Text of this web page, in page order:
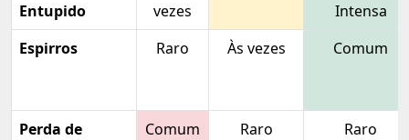
Entupido
vezes
Intensa
Espirros
Raro Às vezes Comum
Perda de
Comum
Raro Raro